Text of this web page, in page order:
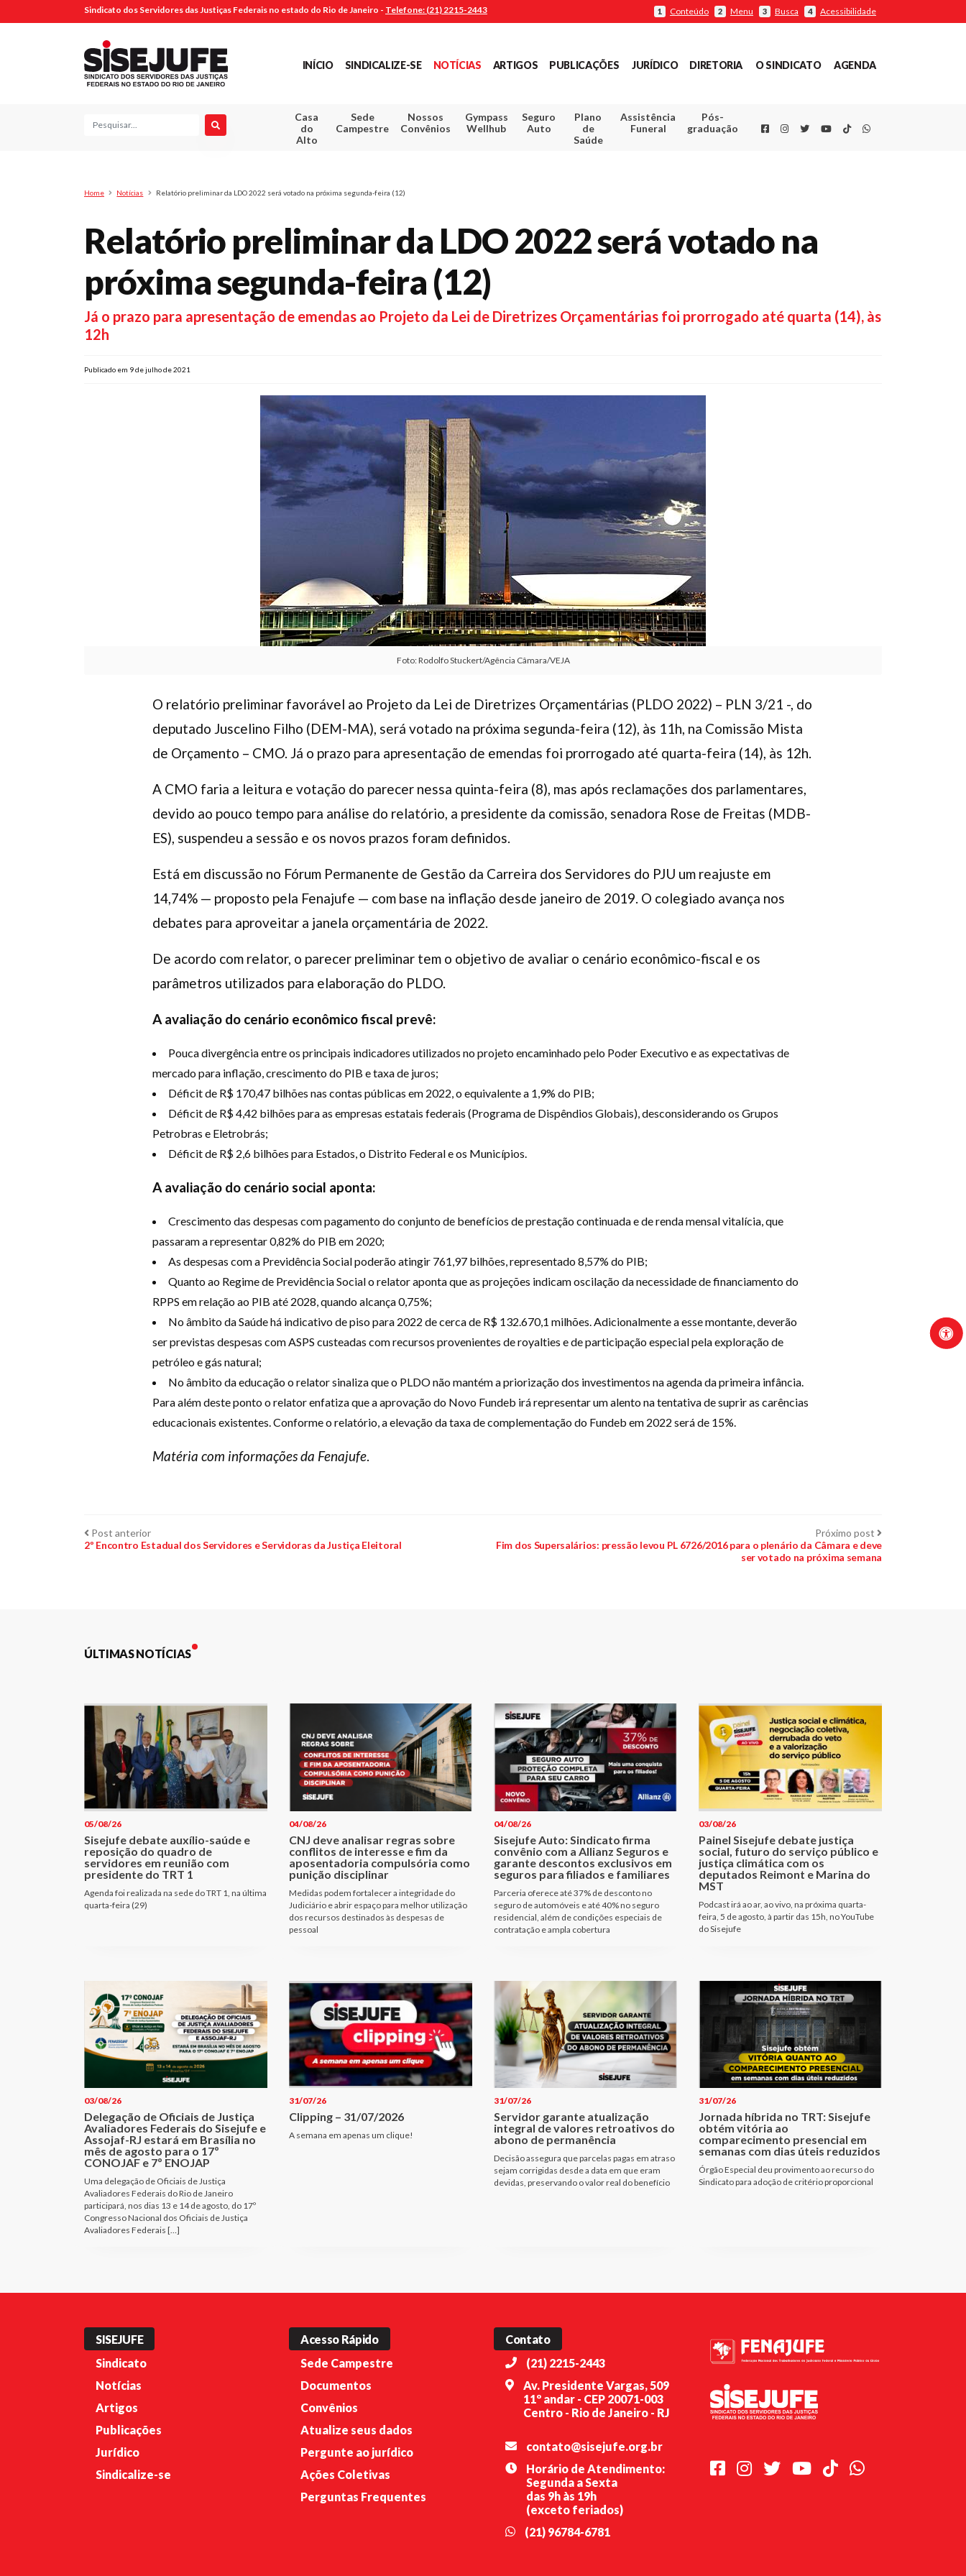
Sindicato dos Servidores das Justiças Federais no estado do Rio de Janeiro - Telefone: (21) 2215-2443 1 Conteúdo 2 Menu 3 Busca 4 Acessibilidade
INÍCIO SINDICALIZE-SE NOTÍCIAS ARTIGOS PUBLICAÇÕES JURÍDICO DIRETORIA O SINDICATO AGENDA
Pesquisa
Casa
do
Alto
Sede
Campestre
Nossos
Convênios
Gympass
Wellhub
Seguro
Auto
Plano
de
Saúde
Assistência
Funeral
Pós-
graduação
FacebookInstagram
TwitterYoutube
TikTokWhatsapp
Home Notícias Relatório preliminar da LDO 2022 será votado na próxima segunda-feira (12)
Relatório preliminar da LDO 2022 será votado na
próxima segunda-feira (12)
Já o prazo para apresentação de emendas ao Projeto da Lei de Diretrizes Orçamentárias foi prorrogado até quarta (14), às
12h
Publicado em 9 de julho de 2021
Foto: Rodolfo Stuckert/Agência Câmara/VEJA
O relatório preliminar favorável ao Projeto da Lei de Diretrizes Orçamentárias (PLDO 2022) – PLN 3/21 -, do
deputado Juscelino Filho (DEM-MA), será votado na próxima segunda-feira (12), às 11h, na Comissão Mista
de Orçamento – CMO. Já o prazo para apresentação de emendas foi prorrogado até quarta-feira (14), às 12h.
A CMO faria a leitura e votação do parecer nessa quinta-feira (8), mas após reclamações dos parlamentares,
devido ao pouco tempo para análise do relatório, a presidente da comissão, senadora Rose de Freitas (MDB-
ES), suspendeu a sessão e os novos prazos foram definidos.
Está em discussão no Fórum Permanente de Gestão da Carreira dos Servidores do PJU um reajuste em
14,74% — proposto pela Fenajufe — com base na inflação desde janeiro de 2019. O colegiado avança nos
debates para aproveitar a janela orçamentária de 2022.
De acordo com relator, o parecer preliminar tem o objetivo de avaliar o cenário econômico-fiscal e os
parâmetros utilizados para elaboração do PLDO.
A avaliação do cenário econômico fiscal prevê:
Pouca divergência entre os principais indicadores utilizados no projeto encaminhado pelo Poder Executivo e as expectativas de
mercado para inflação, crescimento do PIB e taxa de juros;
Déficit de R$ 170,47 bilhões nas contas públicas em 2022, o equivalente a 1,9% do PIB;
Déficit de R$ 4,42 bilhões para as empresas estatais federais (Programa de Dispêndios Globais), desconsiderando os Grupos
Petrobras e Eletrobrás;
Déficit de R$ 2,6 bilhões para Estados, o Distrito Federal e os Municípios.
A avaliação do cenário social aponta:
Crescimento das despesas com pagamento do conjunto de benefícios de prestação continuada e de renda mensal vitalícia, que
passaram a representar 0,82% do PIB em 2020;
As despesas com a Previdência Social poderão atingir 761,97 bilhões, representado 8,57% do PIB;
Quanto ao Regime de Previdência Social o relator aponta que as projeções indicam oscilação da necessidade de financiamento do
RPPS em relação ao PIB até 2028, quando alcança 0,75%;
No âmbito da Saúde há indicativo de piso para 2022 de cerca de R$ 132.670,1 milhões. Adicionalmente a esse montante, deverão
ser previstas despesas com ASPS custeadas com recursos provenientes de royalties e de participação especial pela exploração de
petróleo e gás natural;
No âmbito da educação o relator sinaliza que o PLDO não mantém a priorização dos investimentos na agenda da primeira infância.
Para além deste ponto o relator enfatiza que a aprovação do Novo Fundeb irá representar um alento na tentativa de suprir as carências
educacionais existentes. Conforme o relatório, a elevação da taxa de complementação do Fundeb em 2022 será de 15%.
Matéria com informações da Fenajufe.
Navegação
Post anteriorPost
anterior:
2º Encontro Estadual dos Servidores e Servidoras da Justiça Eleitoral
Próximo post Próximo
post:
Fim dos Supersalários: pressão levou PL 6726/2016 para o plenário da Câmara e deve
ser votado na próxima semana
ÚLTIMAS NOTÍCIAS
05/08/26
Sisejufe debate auxílio-saúde e
reposição do quadro de
servidores em reunião com
presidente do TRT 1
Agenda foi realizada na sede do TRT 1, na última
quarta-feira (29)
04/08/26
CNJ deve analisar regras sobre
conflitos de interesse e fim da
aposentadoria compulsória como
punição disciplinar
Medidas podem fortalecer a integridade do
Judiciário e abrir espaço para melhor utilização
dos recursos destinados às despesas de
pessoal
04/08/26
Sisejufe Auto: Sindicato firma
convênio com a Allianz Seguros e
garante descontos exclusivos em
seguros para filiados e familiares
Parceria oferece até 37% de desconto no
seguro de automóveis e até 40% no seguro
residencial, além de condições especiais de
contratação e ampla cobertura
03/08/26
Painel Sisejufe debate justiça
social, futuro do serviço público e
justiça climática com os
deputados Reimont e Marina do
MST
Podcast irá ao ar, ao vivo, na próxima quarta-
feira, 5 de agosto, à partir das 15h, no YouTube
do Sisejufe
03/08/26
Delegação de Oficiais de Justiça
Avaliadores Federais do Sisejufe e
Assojaf-RJ estará em Brasília no
mês de agosto para o 17º
CONOJAF e 7º ENOJAP
Uma delegação de Oficiais de Justiça
Avaliadores Federais do Rio de Janeiro
participará, nos dias 13 e 14 de agosto, do 17º
Congresso Nacional dos Oficiais de Justiça
Avaliadores Federais […]
31/07/26
Clipping – 31/07/2026
A semana em apenas um clique!
31/07/26
Servidor garante atualização
integral de valores retroativos do
abono de permanência
Decisão assegura que parcelas pagas em atraso
sejam corrigidas desde a data em que eram
devidas, preservando o valor real do benefício
31/07/26
Jornada híbrida no TRT: Sisejufe
obtém vitória ao
comparecimento presencial em
semanas com dias úteis reduzidos
Órgão Especial deu provimento ao recurso do
Sindicato para adoção de critério proporcional
SISEJUFE
Sindicato
Notícias
Artigos
Publicações
Jurídico
Sindicalize-se
Acesso Rápido
Sede Campestre
Documentos
Convênios
Atualize seus dados
Pergunte ao jurídico
Ações Coletivas
Perguntas Frequentes
Contato
(21) 2215-2443
Av. Presidente Vargas, 509
11º andar - CEP 20071-003
Centro - Rio de Janeiro - RJ
contato@sisejufe.org.br
Horário de Atendimento:
Segunda a Sexta
das 9h às 19h
(exceto feriados)
(21) 96784-6781
FacebookInstagram
TwitterYoutubeTikTokWhatsapp